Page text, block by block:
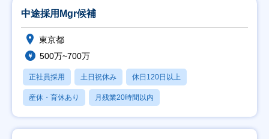
中途採用Mgr候補
東京都
500万~700万
正社員採用 土日祝休み 休日120日以上
産休・育休あり 月残業20時間以内